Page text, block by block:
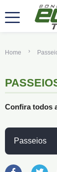
Home
Confira todos
Passeios